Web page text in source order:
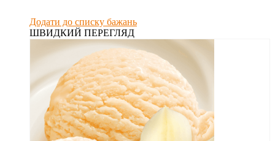
Додати до списку бажань
ШВИДКИЙ ПЕРЕГЛЯД